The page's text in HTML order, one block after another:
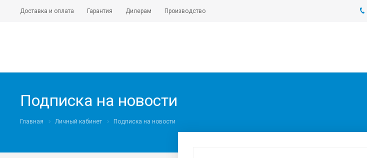
Доставка и оплата Гарантия Дилерам Производство
Подписка на новости
Главная Личный кабинет Подписка на новости